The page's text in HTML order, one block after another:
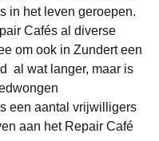
in het leven geroepen.
Cafés al diverse
om ook in Zundert een
al wat langer, maar is
een aantal vrijwilligers
aan het Repair Café